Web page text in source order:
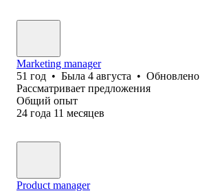
Marketing manager
51 год • Была 4 августа • Обновлено
Рассматривает предложения
Общий опыт
24 года 11 месяцев
Product manager